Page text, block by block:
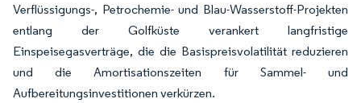
Verflüssigungs-, Petrochemie- und Blau-Wasserstoff-Projekten
entlang der Golfküste verankert langfristige
Einspeisegasverträge, die die Basispreisvolatilität reduzieren
und die Amortisationszeiten für Sammel- und
Aufbereitungsinvestitionen verkürzen.